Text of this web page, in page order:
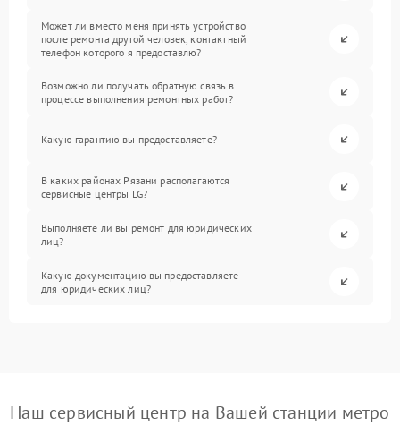
Может ли вместо меня принять устройство
после ремонта другой человек, контактный
телефон которого я предоставлю?
Возможно ли получать обратную связь в
процессе выполнения ремонтных работ?
Какую гарантию вы предоставляете?
В каких районах Рязани располагаются
сервисные центры LG?
Выполняете ли вы ремонт для юридических
лиц?
Какую документацию вы предоставляете
для юридических лиц?
Наш сервисный центр на Вашей станции метро